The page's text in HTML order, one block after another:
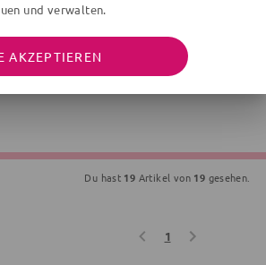
Avengers
cm, 1-4 Jahre, bunt
€
MÜSLI BY
Du hast 19 Artikel von 19 gesehen.
1
und verwalten.
AKZEPTIEREN